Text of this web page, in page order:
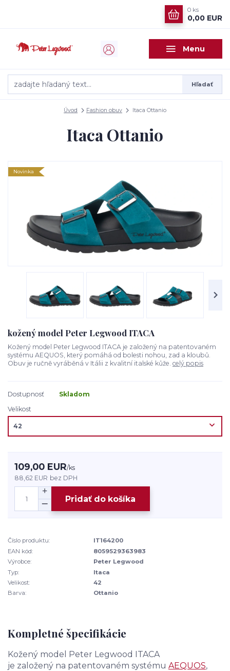
Menu
Hľadať
0 ks
0,00 EUR
Úvod Fashion obuv Itaca Ottanio
Itaca Ottanio
Novinka
kožený model Peter Legwood ITACA
Kožený model Peter Legwood ITACA je založený na patentovaném
systému AEQUOS, který pomáhá od bolesti nohou, zad a kloubů.
Obuv je ručně vyráběná v Itálii z kvalitní italské kůže. celý popis
Dostupnosť
Skladom
Velikost
109,00 EUR/ks
88,62 EUR bez DPH
Pridať do košíka
Číslo produktu:
IT164200
EAN kód:
8059529363983
Výrobce:
Peter Legwood
Typ:
Itaca
Velikost:
42
Barva:
Ottanio
Kompletné špecifikácie
Kožený model Peter Legwood ITACA
je založený na patentovaném systému AEQUOS,